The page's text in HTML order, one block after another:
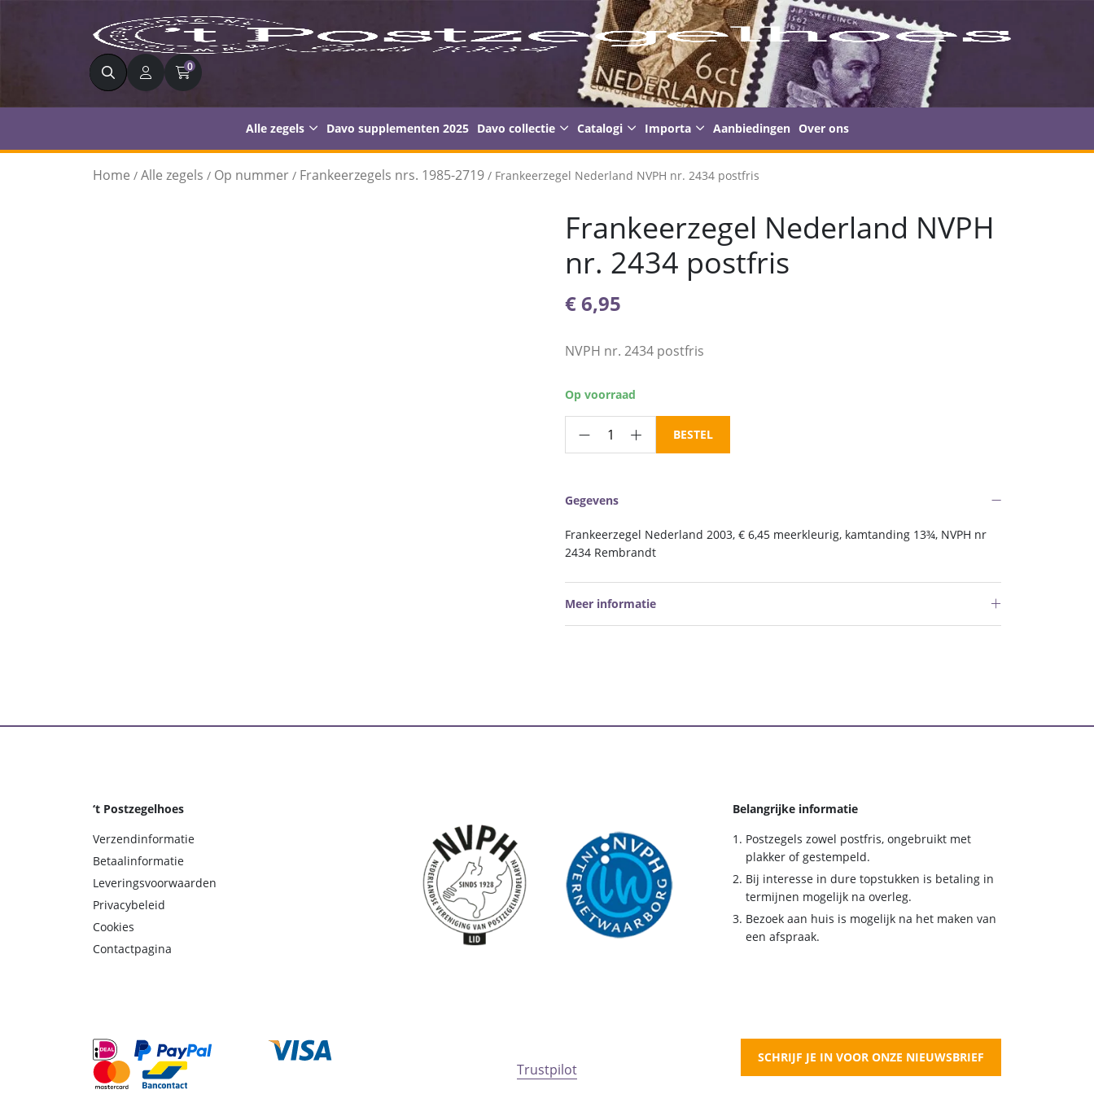
Zoeken 0
Alle zegels Davo supplementen 2025 Davo collectie Catalogi Importa Aanbiedingen Over ons
Home / Alle zegels / Op nummer / Frankeerzegels nrs. 1985-2719 / Frankeerzegel Nederland NVPH nr. 2434 postfris
Frankeerzegel Nederland NVPH
nr. 2434 postfris
€6,95
NVPH nr. 2434 postfris
Op voorraad
Frankeerzegel
Nederland
postfris
aantal
BESTEL
Gegevens
Frankeerzegel Nederland 2003, € 6,45 meerkleurig, kamtanding 13¾, NVPH nr
2434 Rembrandt
Meer informatie
‘t Postzegelhoes
Verzendinformatie
Betaalinformatie
Leveringsvoorwaarden
Privacybeleid
Cookies
Contactpagina
Belangrijke informatie
Postzegels zowel postfris, ongebruikt met
plakker of gestempeld.
Bij interesse in dure topstukken is betaling in
termijnen mogelijk na overleg.
Bezoek aan huis is mogelijk na het maken van
een afspraak.
Trustpilot
SCHRIJF JE IN VOOR ONZE NIEUWSBRIEF